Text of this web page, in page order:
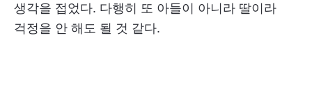
생각을 접었다. 다행히 또 아들이 아니라 딸이라
걱정을 안 해도 될 것 같다.